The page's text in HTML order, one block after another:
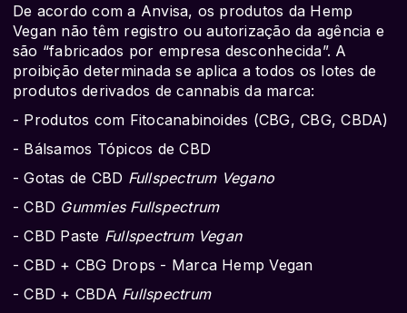
De acordo com a Anvisa, os produtos da Hemp
Vegan não têm registro ou autorização da agência e
são “fabricados por empresa desconhecida”. A
proibição determinada se aplica a todos os lotes de
produtos derivados de cannabis da marca:
- Produtos com Fitocanabinoides (CBG, CBG, CBDA)
- Bálsamos Tópicos de CBD
- Gotas de CBD Fullspectrum Vegano
- CBD Gummies Fullspectrum
- CBD Paste Fullspectrum Vegan
- CBD + CBG Drops - Marca Hemp Vegan
- CBD + CBDA Fullspectrum